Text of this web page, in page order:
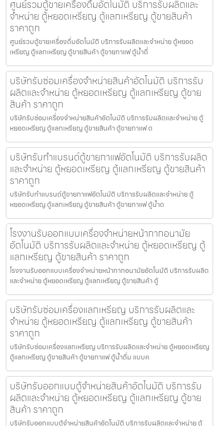
ศูนย์รวมตู้ขายเครื่องดื่ม​อัตโนมัติ บริการรับผลิตและ
จำหน่าย ตู้หยอดเหรียญ ตู้แลกเหรียญ ตู้ขายสินค้า
ราคาถูก
ศูนย์รวมตู้ขายเครื่องดื่ม​อัตโนมัติ บริการรับผลิตและจำหน่าย ตู้หยอด
เหรียญ ตู้แลกเหรียญ ตู้ขายสินค้า ตู้ขายกาแฟ ตู้น้ำดื่
บริษัทรับซ่อมเครื่องจำหน่ายสินค้า​อัตโนมัติ บริการรับ
ผลิตและจำหน่าย ตู้หยอดเหรียญ ตู้แลกเหรียญ ตู้ขาย
สินค้า ราคาถูก
บริษัทรับซ่อมเครื่องจำหน่ายสินค้า​อัตโนมัติ บริการรับผลิตและจำหน่าย ตู้
หยอดเหรียญ ตู้แลกเหรียญ ตู้ขายสินค้า ตู้ขายกาแฟ ต
บริษัทรับทำแบรนด์ตู้ขายกาแฟ​อัตโนมัติ บริการรับผลิต
และจำหน่าย ตู้หยอดเหรียญ ตู้แลกเหรียญ ตู้ขายสินค้า
ราคาถูก
บริษัทรับทำแบรนด์ตู้ขายกาแฟ​อัตโนมัติ บริการรับผลิตและจำหน่าย ตู้
หยอดเหรียญ ตู้แลกเหรียญ ตู้ขายสินค้า ตู้ขายกาแฟ ตู้น้ำด
โรงงานรับออกแบบเครื่องจำหน่ายหน้ากากอนามัย​
อัตโนมัติ บริการรับผลิตและจำหน่าย ตู้หยอดเหรียญ ตู้
แลกเหรียญ ตู้ขายสินค้า ราคาถูก
โรงงานรับออกแบบเครื่องจำหน่ายหน้ากากอนามัย​อัตโนมัติ บริการรับผลิต
และจำหน่าย ตู้หยอดเหรียญ ตู้แลกเหรียญ ตู้ขายสินค้า ตู้
บริษัทรับซ่อมเครื่องแลกเหรียญ บริการรับผลิตและ
จำหน่าย ตู้หยอดเหรียญ ตู้แลกเหรียญ ตู้ขายสินค้า
ราคาถูก
บริษัทรับซ่อมเครื่องแลกเหรียญ บริการรับผลิตและจำหน่าย ตู้หยอดเหรียญ
ตู้แลกเหรียญ ตู้ขายสินค้า ตู้ขายกาแฟ ตู้น้ำดื่ม แบบค
บริษัทรับออกแบบตู้จำหน่ายสินค้า​อัตโนมัติ บริการรับ
ผลิตและจำหน่าย ตู้หยอดเหรียญ ตู้แลกเหรียญ ตู้ขาย
สินค้า ราคาถูก
บริษัทรับออกแบบตู้จำหน่ายสินค้า​อัตโนมัติ บริการรับผลิตและจำหน่าย ตู้